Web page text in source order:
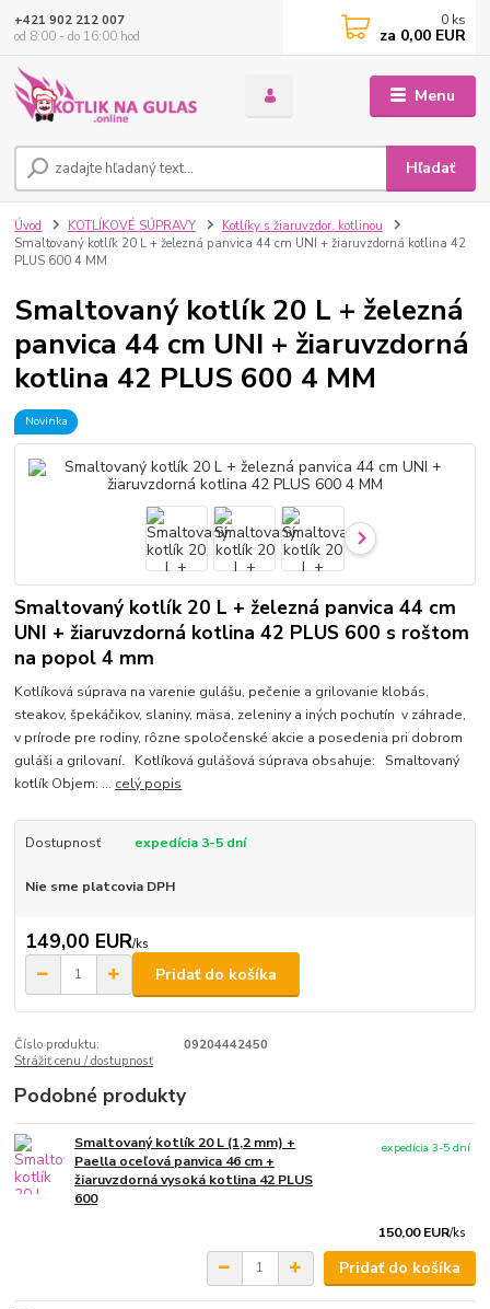
Menu
Hľadať
+421 902 212 007
od 8:00 - do 16:00 hod
0 ks
za 0,00 EUR
Úvod KOTLÍKOVÉ SÚPRAVY
Kotlíky s žiaruvzdor. kotlinou
Smaltovaný kotlík 20 L + železná panvica 44 cm UNI + žiaruvzdorná kotlina 42
PLUS 600 4 MM
Smaltovaný kotlík 20 L + železná
panvica 44 cm UNI + žiaruvzdorná
kotlina 42 PLUS 600 4 MM
Novinka
Smaltovaný kotlík 20 L + železná panvica 44 cm
UNI + žiaruvzdorná kotlina 42 PLUS 600 s roštom
na popol 4 mm
Kotlíková súprava na varenie gulášu, pečenie a grilovanie klobás,
steakov, špekáčikov, slaniny, mäsa, zeleniny a iných pochutín v záhrade,
v prírode pre rodiny, rôzne spoločenské akcie a posedenia pri dobrom
guláši a grilovaní. Kotlíková gulášová súprava obsahuje: Smaltovaný
kotlík Objem: ... celý popis
Dostupnosť expedícia 3-5 dní
Nie sme platcovia DPH
149,00 EUR/ks
Pridať do košíka
Číslo produktu:
09204442450
Strážiť cenu / dostupnosť
Podobné produkty
Smaltovaný kotlík 20 L (1,2 mm) +
Paella oceľová panvica 46 cm +
žiaruvzdorná vysoká kotlina 42 PLUS
600
150,00 EUR/ks
expedícia 3-5 dní
Pridať do košíka